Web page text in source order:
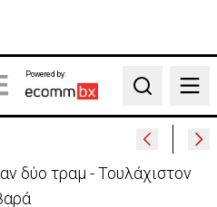
Powered by:
Search
δύο τραμ - Τουλάχιστον